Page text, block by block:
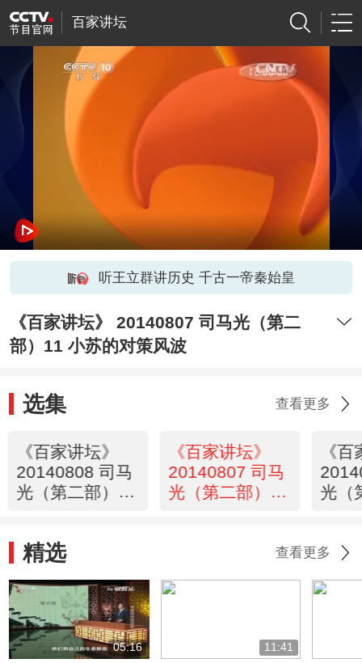
百家讲坛
听王立群讲历史 千古一帝秦始皇
《百家讲坛》 20140807 司马光（第二
部）11 小苏的对策风波
选集 查看更多
《百家讲坛》
20140808 司马
光（第二部）12
《百家讲坛》
20140807 司马
光（第二部）11
《
光（
精选 查看更多
05:16 11:41